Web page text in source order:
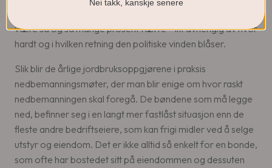
være så og så mange prosent færre – litt avhengig av hvor
hardt og i hvilken retning den politiske vinden blåser.
Slik blir de årlige jordbruksoppgjørene i praksis
nedbemanningsmøter, der man blir enige om hvor raskt
nedbemanningen skal foregå. De bøndene som må legge
ned, befinner seg i en langt mer fastlåst situasjon enn de
fleste andre bedriftseiere, som kan frigi midler ved å selge
utstyr og eiendom. Det er ikke alltid så enkelt for en bonde,
som ofte har bostedet sitt på eiendommen og dessuten
Nei takk, kanskje senere